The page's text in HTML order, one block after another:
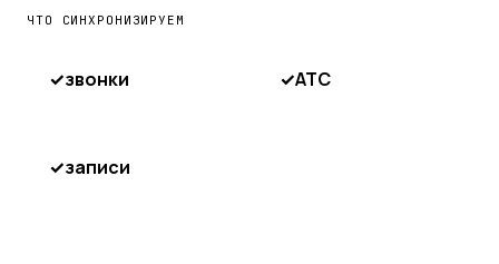
ЧТО СИНХРОНИЗИРУЕМ
✓звонки ✓АТС
✓записи